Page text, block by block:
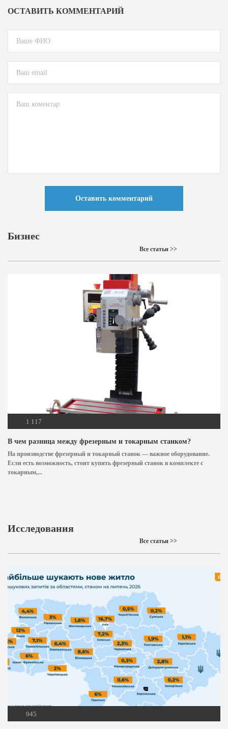
ОСТАВИТЬ КОММЕНТАРИЙ
Оставить комментарий
Бизнес
Все статьи >>
1 117
В чем разница между фрезерным и токарным станком?
На производстве фрезерный и токарный станок — важное оборудование.
Если есть возможность, стоит купить фрезерный станок в комплекте с
токарным,...
Исследования
Все статьи >>
945